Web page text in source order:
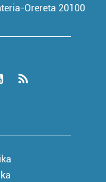
Orereta 20100